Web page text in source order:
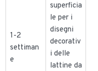
1-2
settiman
e
superficia
le per i
disegni
decorativ
i delle
lattine da